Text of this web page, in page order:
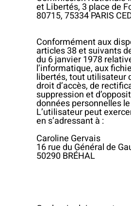
et Libertés, 3 place de
80715, 75334 PARIS
Conformément aux
articles 38 et suivants
du 6 janvier 1978
l’informatique, aux
libertés, tout utilisateur
droit d’accès, de
suppression et
données personnelles
L’utilisateur peut
en s’adressant à :
Caroline Gervais
16 rue du Général de
50290 BRÉHAL